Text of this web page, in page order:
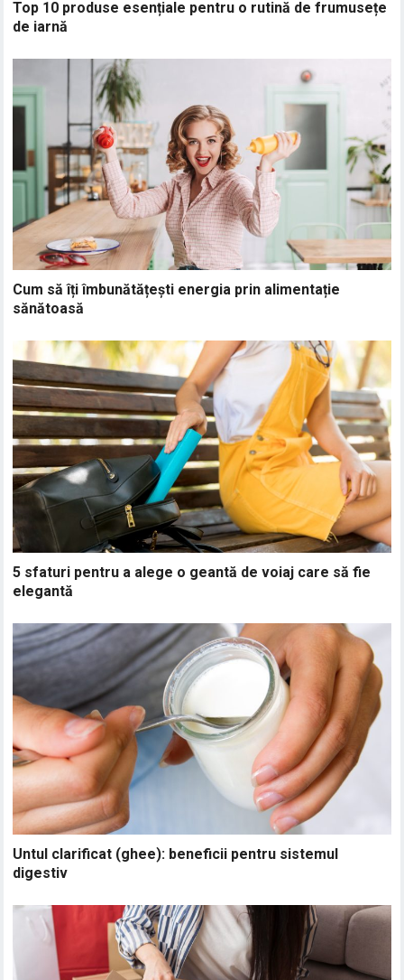
Top 10 produse esențiale pentru o rutină de frumusețe
de iarnă
Cum să îți îmbunătățești energia prin alimentație
sănătoasă
5 sfaturi pentru a alege o geantă de voiaj care să fie
elegantă
Untul clarificat (ghee): beneficii pentru sistemul
digestiv